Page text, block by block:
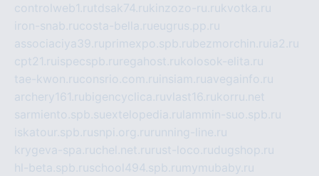
controlweb1.rutdsak74.rukinzozo-ru.rukvotka.ru
iron-snab.rucosta-bella.rueugrus.pp.ru
associaciya39.ruprimexpo.spb.rubezmorchin.ru ia2.ru
cpt21.ru ispecspb.ru regahost.rukolosok-elita.ru
tae-kwon.ruconsrio.com.ru insiam.ruavegainfo.ru
archery161.rubigencyclica.ruvlast16.rukorru.net
sarmiento.spb.suextelopedia.ru lammin-suo.spb.ru
iskatour.spb.rusnpi.org.ru running-line.ru
krygeva-spa.ruchel.net.ru rust-loco.rudugshop.ru
hl-beta.spb.ruschool494.spb.ru mymubaby.ru